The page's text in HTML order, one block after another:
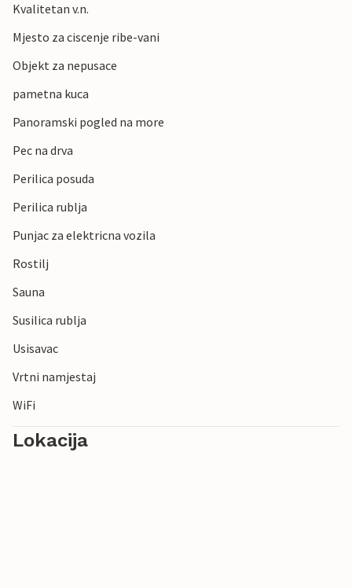
Kvalitetan v.n.
Mjesto za ciscenje ribe-vani
Objekt za nepusace
pametna kuca
Panoramski pogled na more
Pec na drva
Perilica posuda
Perilica rublja
Punjac za elektricna vozila
Rostilj
Sauna
Susilica rublja
Usisavac
Vrtni namjestaj
WiFi
Lokacija